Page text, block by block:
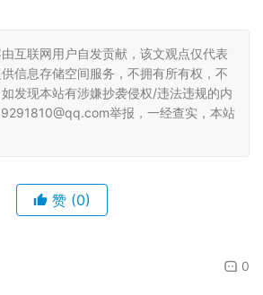
互联网用户自发贡献，该文观点仅代表
信息存储空间服务，不拥有所有权，不
发现本站有涉嫌抄袭侵权/违法违规的内
举报，一经查实，本站
赞 (0)
0